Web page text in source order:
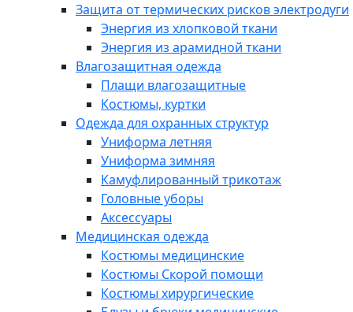
Защита от термических рисков электродуги
Энергия из хлопковой ткани
Энергия из арамидной ткани
Влагозащитная одежда
Плащи влагозащитные
Костюмы, куртки
Одежда для охранных структур
Униформа летняя
Униформа зимняя
Камуфлированный трикотаж
Головные уборы
Аксессуары
Медицинская одежда
Костюмы медицинские
Костюмы Скорой помощи
Костюмы хирургические